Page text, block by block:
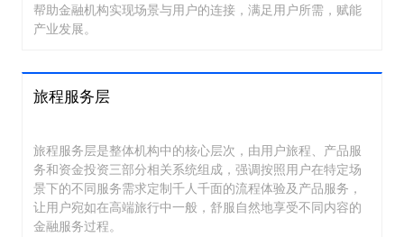
帮助金融机构实现场景与用户的连接，满足用户所需，赋能
产业发展。
旅程服务层
旅程服务层是整体机构中的核心层次，由用户旅程、产品服
务和资金投资三部分相关系统组成，强调按照用户在特定场
景下的不同服务需求定制千人千面的流程体验及产品服务，
让用户宛如在高端旅行中一般，舒服自然地享受不同内容的
金融服务过程。